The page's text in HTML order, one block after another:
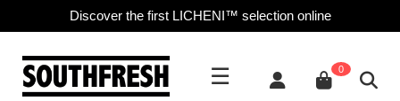
Discover the first LICHENI™ selection online
☰ 0